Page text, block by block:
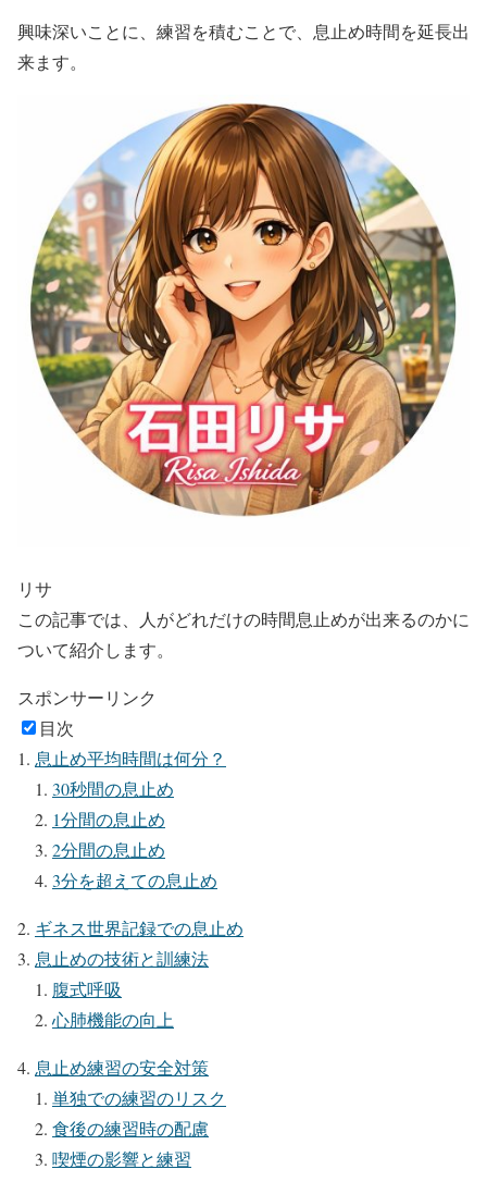
興味深いことに、練習を積むことで、息止め時間を延長出
来ます。
リサ
この記事では、人がどれだけの時間息止めが出来るのかに
ついて紹介します。
スポンサーリンク
目次
息止め平均時間は何分？
30秒間の息止め
1分間の息止め
2分間の息止め
3分を超えての息止め
ギネス世界記録での息止め
息止めの技術と訓練法
腹式呼吸
心肺機能の向上
息止め練習の安全対策
単独での練習のリスク
食後の練習時の配慮
喫煙の影響と練習